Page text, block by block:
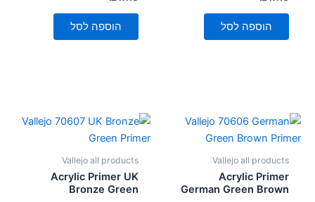
0
מתוך
הוספה לסל
0
מתוך
הוספה לסל
Vallejo all products
Acrylic Primer
German Green Brown
Vallejo all products
Acrylic Primer UK
Bronze Green